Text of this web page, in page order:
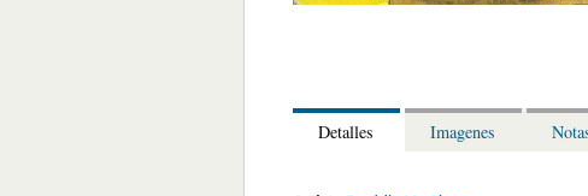
Detalles Imagenes